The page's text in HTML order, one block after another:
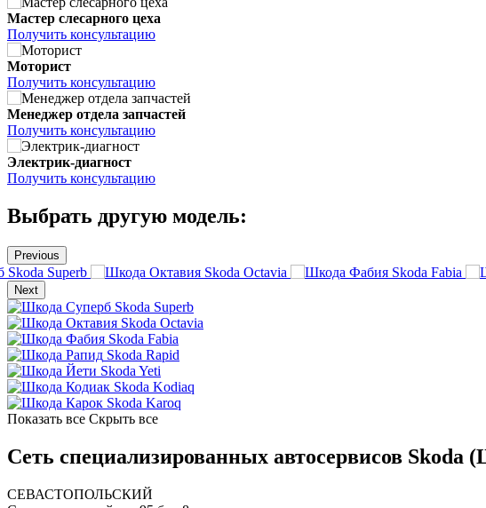
Мастер слесарного цеха
Получить консультацию
Моторист
Получить консультацию
Менеджер отдела запчастей
Получить консультацию
Электрик-диагност
Получить консультацию
Выбрать другую модель:
Previous
Skoda Superb Skoda Octavia Skoda Fabia
Next
Skoda Superb
Skoda Octavia
Skoda Fabia
Skoda Rapid
Skoda Yeti
Skoda Kodiaq
Skoda Karoq
Показать все Скрыть все
Сеть специализированных автосервисов Skoda
СЕВАСТОПОЛЬСКИЙ